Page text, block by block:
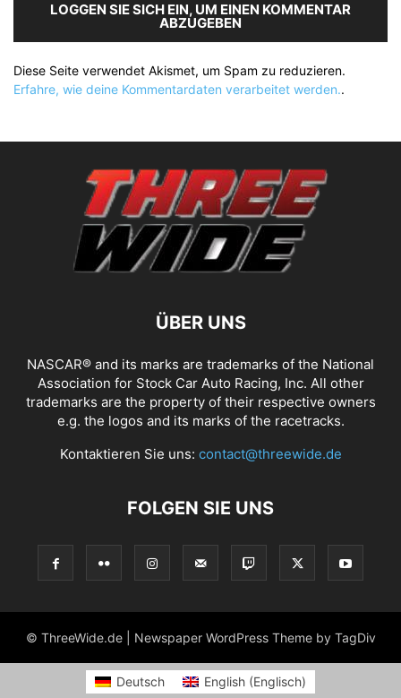
LOGGEN SIE SICH EIN, UM EINEN KOMMENTAR
ABZUGEBEN
Diese Seite verwendet Akismet, um Spam zu reduzieren.
Erfahre, wie deine Kommentardaten verarbeitet werden..
ÜBER UNS
NASCAR® and its marks are trademarks of the National
Association for Stock Car Auto Racing, Inc. All other
trademarks are the property of their respective owners
e.g. the logos and its marks of the racetracks.
Kontaktieren Sie uns: contact@threewide.de
FOLGEN SIE UNS
© ThreeWide.de | Newspaper WordPress Theme by TagDiv
Deutsch English(Englisch)